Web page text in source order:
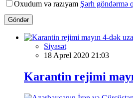
Oxudum və razıyam Şərh göndərmə
Göndər
Siyasət
18 Aprel 2020 21:03
Karantin rejimi